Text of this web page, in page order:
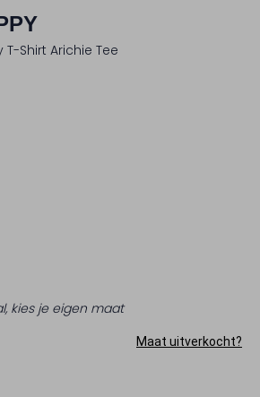
Shirt Arichie Tee
kies je eigen maat
Maat uitverkocht?